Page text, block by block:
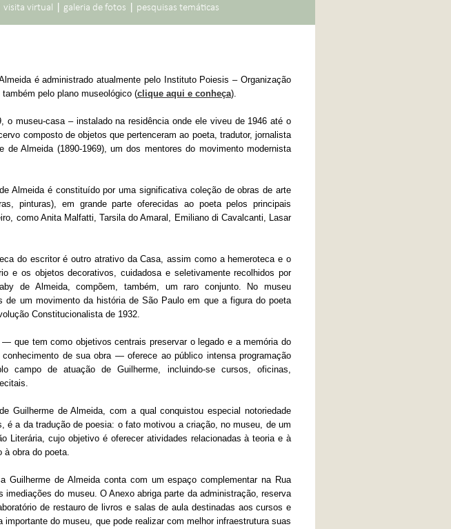
visita virtual galeria de fotos pesquisas temáticas
é administrado atualmente pelo Instituto Poiesis – Organização
pelo plano museológico (clique aqui e conheça).
o museu-casa – instalado na residência onde ele viveu de 1946 até o
composto de objetos que pertenceram ao poeta, tradutor, jornalista
de Almeida (1890-1969), um dos mentores do movimento modernista
Almeida é constituído por uma significativa coleção de obras de arte
pinturas), em grande parte oferecidas ao poeta pelos principais
como Anita Malfatti, Tarsila do Amaral, Emiliano di Cavalcanti, Lasar
do escritor é outro atrativo da Casa, assim como a hemeroteca e o
e os objetos decorativos, cuidadosa e seletivamente recolhidos por
de Almeida, compõem, também, um raro conjunto. No museu
de um movimento da história de São Paulo em que a figura do poeta
Constitucionalista de 1932.
— que tem como objetivos centrais preservar o legado e a memória do
de sua obra — oferece ao público intensa programação
campo de atuação de Guilherme, incluindo-se cursos, oficinas,
Guilherme de Almeida, com a qual conquistou especial notoriedade
é a da tradução de poesia: o fato motivou a criação, no museu, de um
Literária, cujo objetivo é oferecer atividades relacionadas à teoria e à
à obra do poeta.
Guilherme de Almeida conta com um espaço complementar na Rua
imediações do museu. O Anexo abriga parte da administração, reserva
de restauro de livros e salas de aula destinadas aos cursos e
importante do museu, que pode realizar com melhor infraestrutura suas